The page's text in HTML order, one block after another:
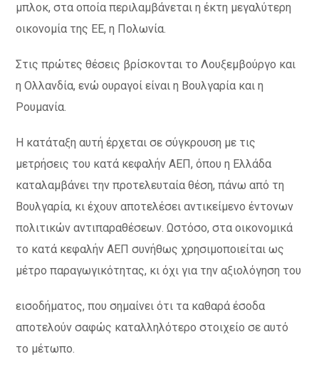
μπλοκ, στα οποία περιλαμβάνεται η έκτη μεγαλύτερη
οικονομία της ΕΕ, η Πολωνία.
Στις πρώτες θέσεις βρίσκονται το Λουξεμβούργο και
η Ολλανδία, ενώ ουραγοί είναι η Βουλγαρία και η
Ρουμανία.
Η κατάταξη αυτή έρχεται σε σύγκρουση με τις
μετρήσεις του κατά κεφαλήν ΑΕΠ, όπου η Ελλάδα
καταλαμβάνει την προτελευταία θέση, πάνω από τη
Βουλγαρία, κι έχουν αποτελέσει αντικείμενο έντονων
πολιτικών αντιπαραθέσεων. Ωστόσο, στα οικονομικά
το κατά κεφαλήν ΑΕΠ συνήθως χρησιμοποιείται ως
μέτρο παραγωγικότητας, κι όχι για την αξιολόγηση του
εισοδήματος, που σημαίνει ότι τα καθαρά έσοδα
αποτελούν σαφώς καταλληλότερο στοιχείο σε αυτό
το μέτωπο.